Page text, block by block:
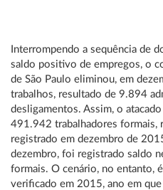
Interrompendo a sequência de
saldo positivo de empregos, o
de São Paulo eliminou, em
trabalhos, resultado de 9.894
desligamentos. Assim, o
491.942 trabalhadores formais,
registrado em dezembro de
dezembro, foi registrado saldo
formais. O cenário, no entanto,
verificado em 2015, ano em